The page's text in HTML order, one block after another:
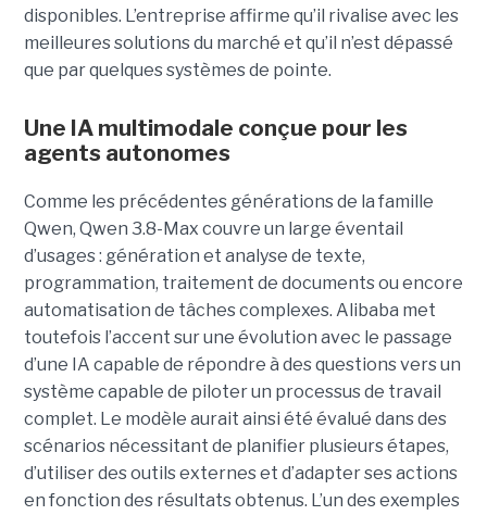
disponibles. L’entreprise affirme qu’il rivalise avec les
meilleures solutions du marché et qu’il n’est dépassé
que par quelques systèmes de pointe.
Une IA multimodale conçue pour les
agents autonomes
Comme les précédentes générations de la famille
Qwen, Qwen 3.8-Max couvre un large éventail
d’usages : génération et analyse de texte,
programmation, traitement de documents ou encore
automatisation de tâches complexes. Alibaba met
toutefois l’accent sur une évolution avec le passage
d’une IA capable de répondre à des questions vers un
système capable de piloter un processus de travail
complet. Le modèle aurait ainsi été évalué dans des
scénarios nécessitant de planifier plusieurs étapes,
d’utiliser des outils externes et d’adapter ses actions
en fonction des résultats obtenus. L’un des exemples